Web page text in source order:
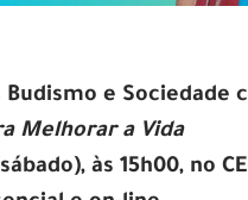
Budismo e Sociedade
Melhorar a Vida
às 15h00, no